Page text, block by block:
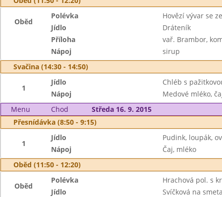
Oběd
Polévka
Hovězí vývar se
Jídlo
Dráteník
Příloha
vař. Brambor,
Nápoj
sirup
Svačina (14:30 - 14:50)
1
Jídlo
Chléb s
Nápoj
Medové mléko,
Menu
Chod
Středa 16. 9. 2015
Přesnídávka (8:50 - 9:15)
1
Jídlo
Pudink, loupák,
Nápoj
Čaj, mléko
Oběd (11:50 - 12:20)
Oběd
Polévka
Hrachová pol. s
Jídlo
Svíčková na